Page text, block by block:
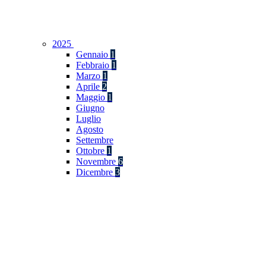
2025
Gennaio 1
Febbraio 1
Marzo 1
Aprile 2
Maggio 1
Giugno
Luglio
Agosto
Settembre
Ottobre 1
Novembre 6
Dicembre 3